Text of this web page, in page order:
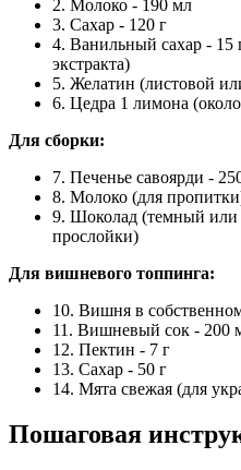
2. Молоко - 190 мл
3. Сахар - 120 г
4. Ванильный сахар - 15
экстракта)
5. Желатин (листовой
6. Цедра 1 лимона
Для сборки:
7. Печенье савоярди -
8. Молоко (для
9. Шоколад (темный или
прослойки)
Для вишневого топпинга:
10. Вишня в
11. Вишневый сок - 200
12. Пектин - 7 г
13. Сахар - 50 г
14. Мята свежая (для
Пошаговая